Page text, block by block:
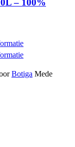
– 100%
Botiga Mede